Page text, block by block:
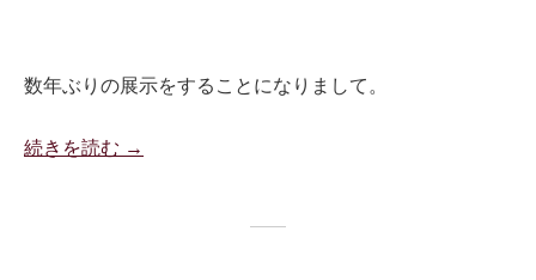
数年ぶりの展示をすることになりまして。
続きを読む →